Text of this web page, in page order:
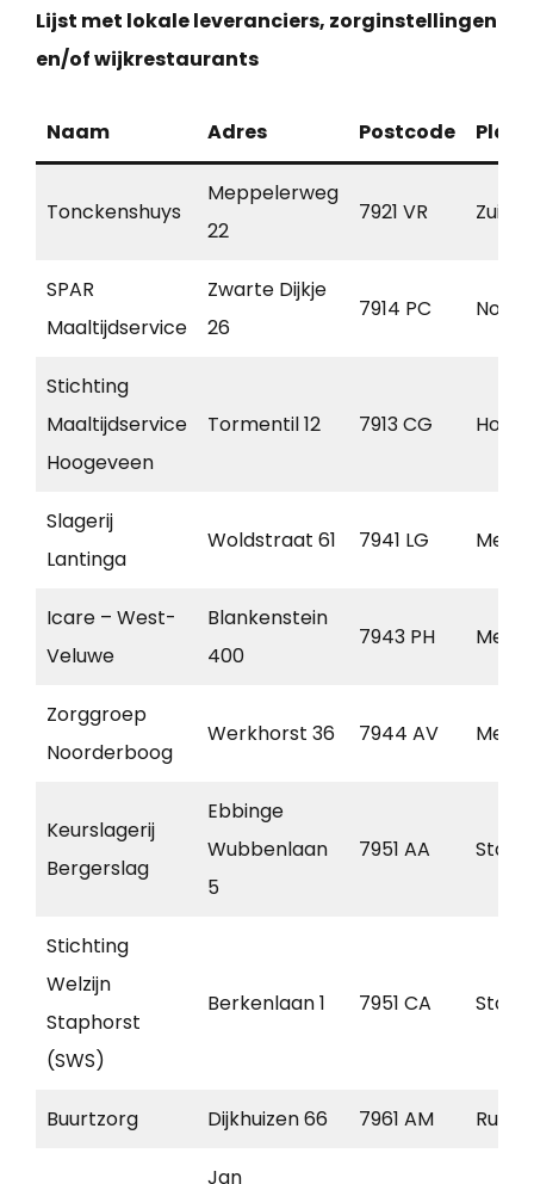
Lijst met lokale leveranciers, zorginstellingen
en/of wijkrestaurants
Naam Adres Postcode
Tonckenshuys
Meppelerweg
22
7921 VR
SPAR
Maaltijdservice
Zwarte Dijkje
26
7914 PC
Stichting
Maaltijdservice
Hoogeveen
Tormentil 12 7913 CG
Slagerij
Lantinga
Woldstraat 61 7941 LG
Icare – West-
Veluwe
Blankenstein
400
7943 PH
Zorggroep
Noorderboog
Werkhorst 36 7944 AV
Keurslagerij
Bergerslag
Ebbinge
Wubbenlaan
5
7951 AA
Stichting
Welzijn
Staphorst
(SWS)
Berkenlaan 1 7951 CA
Buurtzorg Dijkhuizen 66 7961 AM
Jan